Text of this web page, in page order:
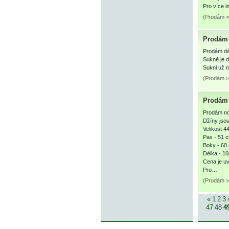
Pro více
(Prodám
Prodám
Sukně je
Sukni už
(Prodám
Prodám
Džíny
Velikost
Pas - 51
Boky - 60
Délka -
Cena je
Pro…
(Prodám
« 1 2 3
47 48